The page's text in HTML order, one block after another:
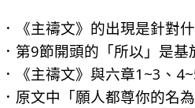
．《主禱文》的出現是針對
．第9節開頭的「所以」是
．《主禱文》與六章1~3、
．原文中「願人都尊你的名